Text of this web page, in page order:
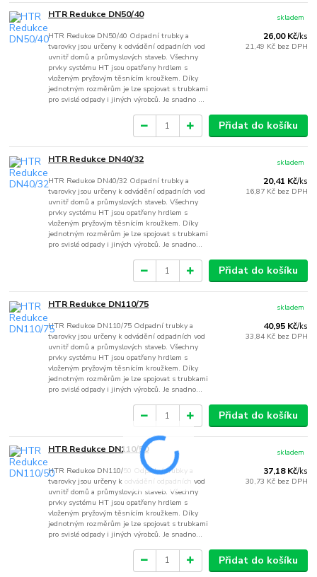
HTR Redukce DN50/40
HTR Redukce DN50/40 Odpadní trubky a
tvarovky jsou určeny k odvádění odpadních vod
uvnitř domů a průmyslových staveb. Všechny
prvky systému HT jsou opatřeny hrdlem s
vloženým pryžovým těsnícím kroužkem. Díky
jednotným rozměrům je lze spojovat s trubkami
pro svislé odpady i jiných výrobců. Je snadno ...
26,00 Kč/ks
21,49 Kč bez DPH
skladem
Přidat do košíku
HTR Redukce DN40/32
HTR Redukce DN40/32 Odpadní trubky a
tvarovky jsou určeny k odvádění odpadních vod
uvnitř domů a průmyslových staveb. Všechny
prvky systému HT jsou opatřeny hrdlem s
vloženým pryžovým těsnícím kroužkem. Díky
jednotným rozměrům je lze spojovat s trubkami
pro svislé odpady i jiných výrobců. Je snadno...
20,41 Kč/ks
16,87 Kč bez DPH
skladem
Přidat do košíku
HTR Redukce DN110/75
HTR Redukce DN110/75 Odpadní trubky a
tvarovky jsou určeny k odvádění odpadních vod
uvnitř domů a průmyslových staveb. Všechny
prvky systému HT jsou opatřeny hrdlem s
vloženým pryžovým těsnícím kroužkem. Díky
jednotným rozměrům je lze spojovat s trubkami
pro svislé odpady i jiných výrobců. Je snadno...
40,95 Kč/ks
33,84 Kč bez DPH
skladem
Přidat do košíku
HTR Redukce DN110/50
HTR Redukce DN110/50 Odpadní trubky a
tvarovky jsou určeny k odvádění odpadních vod
uvnitř domů a průmyslových staveb. Všechny
prvky systému HT jsou opatřeny hrdlem s
vloženým pryžovým těsnícím kroužkem. Díky
jednotným rozměrům je lze spojovat s trubkami
pro svislé odpady i jiných výrobců. Je snadno...
37,18 Kč/ks
30,73 Kč bez DPH
skladem
Přidat do košíku